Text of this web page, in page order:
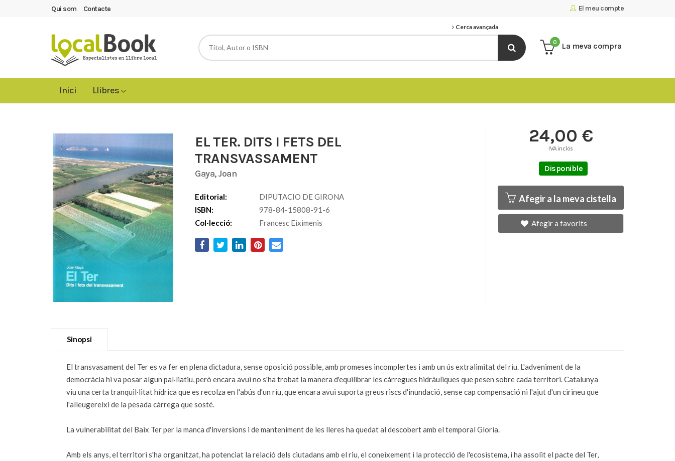
El meu compte
Qui som Contacte
Cerca avançada
La meva compra
0
Inici Llibres
EL TER. DITS I FETS DEL
TRANSVASSAMENT
Gaya, Joan
Editorial:
DIPUTACIO DE GIRONA
ISBN:
978-84-15808-91-6
Col·lecció:
Francesc Eiximenis
24,00 €
IVA inclós
Disponible
Afegir a la meva cistella
Afegir a favorits
Sinopsi
El transvasament del Ter es va fer en plena dictadura, sense oposició possible, amb promeses incomplertes i amb un ús extralimitat del riu. L'adveniment de la
democràcia hi va posar algun pal·liatiu, però encara avui no s'ha trobat la manera d'equilibrar les càrregues hidràuliques que pesen sobre cada territori. Catalunya
viu una certa tranquil·litat hídrica que es recolza en l'abús d'un riu, que encara avui suporta greus riscs d'inundació, sense cap compensació ni l'ajut d'un cirineu que
l'alleugereixi de la pesada càrrega que sosté.
La vulnerabilitat del Baix Ter per la manca d'inversions i de manteniment de les lleres ha quedat al descobert amb el temporal Gloria.
Amb els anys, el territori s'ha organitzat, ha potenciat la relació dels ciutadans amb el riu, el coneixement i la protecció de l'ecosistema, i ha assolit el pacte del Ter,